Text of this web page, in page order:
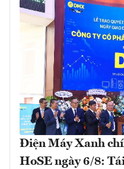
Điện Máy Xanh
HoSE ngày 6/8: